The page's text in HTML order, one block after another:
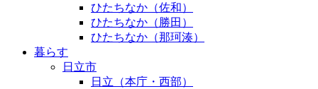
ひたちなか（佐和）
ひたちなか（勝田）
ひたちなか（那珂湊）
暮らす
日立市
日立（本庁・西部）